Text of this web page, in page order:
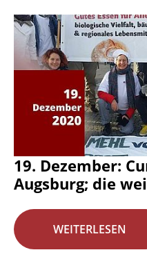
19. Dezember:
Augsburg; die
WEITERLESEN